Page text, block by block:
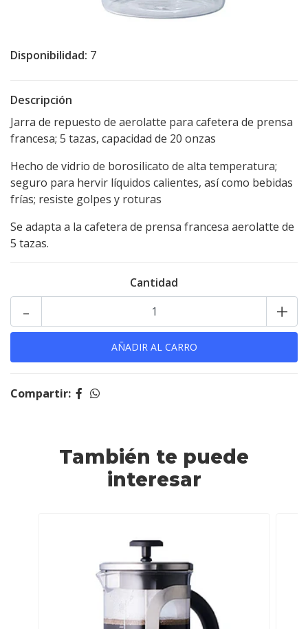
Disponibilidad: 7
Descripción
Jarra de repuesto de aerolatte para cafetera de prensa
francesa; 5 tazas, capacidad de 20 onzas
Hecho de vidrio de borosilicato de alta temperatura;
seguro para hervir líquidos calientes, así como bebidas
frías; resiste golpes y roturas
Se adapta a la cafetera de prensa francesa aerolatte de
5 tazas.
Cantidad
+
-
Compartir:
También te puede
interesar